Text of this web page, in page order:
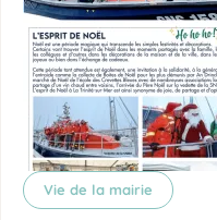
Catégorie
Vie de la mairie